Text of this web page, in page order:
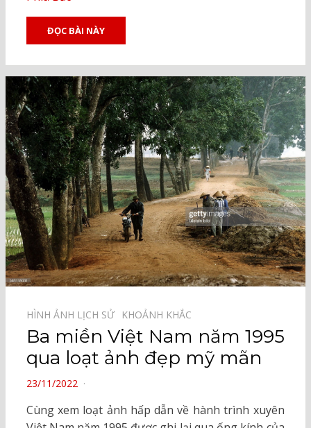
ĐỌC BÀI NÀY
HÌNH ẢNH LỊCH SỬ⠀ KHOẢNH KHẮC⠀
Ba miền Việt Nam năm 1995
qua loạt ảnh đẹp mỹ mãn
POSTED
23/11/2022
Cùng xem loạt ảnh hấp dẫn về hành trình xuyên